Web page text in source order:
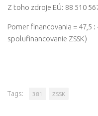
Z toho zdroje EÚ: 88 510
Pomer financovania = 47,5
spolufinancovanie ZSSK)
Tags: 381 ZSSK